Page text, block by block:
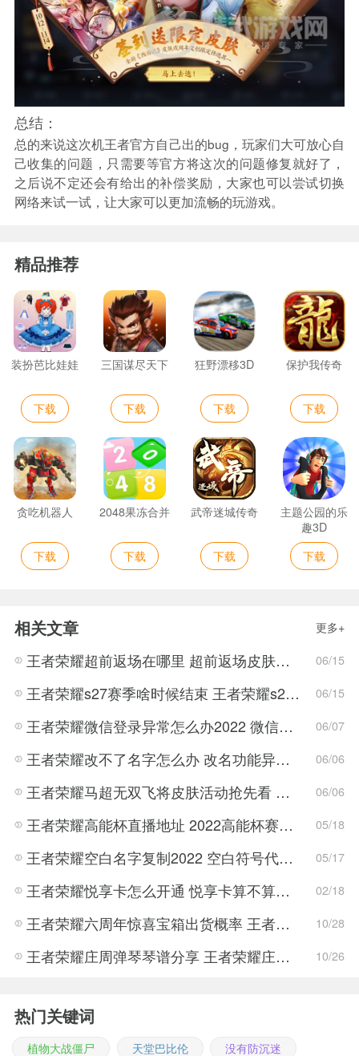
总结：
总的来说这次机王者官方自己出的bug，玩家们大可放心自
己收集的问题，只需要等官方将这次的问题修复就好了，
之后说不定还会有给出的补偿奖励，大家也可以尝试切换
网络来试一试，让大家可以更加流畅的玩游戏。
精品推荐
装扮芭比娃娃
下载
三国谋尽天下
下载
狂野漂移3D
下载
保护我传奇
下载
贪吃机器人
下载
2048果冻合并
下载
武帝迷城传奇
下载
主题公园的乐
趣3D
下载
相关文章 更多+
王者荣耀超前返场在哪里 超前返场皮肤介绍与活动一览 06/15
王者荣耀s27赛季啥时候结束 王者荣耀s27结束时间 06/15
王者荣耀微信登录异常怎么办2022 微信登陆失败请稍候再试解决办法 06/07
王者荣耀改不了名字怎么办 改名功能异常暂时关闭解决方法 06/06
王者荣耀马超无双飞将皮肤活动抢先看 王者荣耀马超无双飞将皮肤活动攻略 06/06
王者荣耀高能杯直播地址 2022高能杯赛程赛制规则介绍 05/18
王者荣耀空白名字复制2022 空白符号代码2022复制大全 05/17
王者荣耀悦享卡怎么开通 悦享卡算不算累计充值 02/18
王者荣耀六周年惊喜宝箱出货概率 王者荣耀六周年庆典玩法攻略 10/28
王者荣耀庄周弹琴琴谱分享 王者荣耀庄周弹琴玩法攻略 10/26
热门关键词
植物大战僵尸 天堂巴比伦 没有防沉迷